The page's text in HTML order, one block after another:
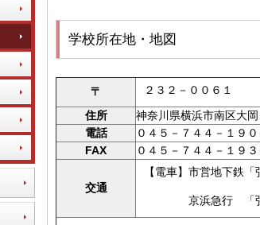
学校所在地・地図
〒
２３２－００６１
住所
神奈川県横浜市南区大岡
電話
０４５－７４４－１９０
FAX
０４５－７４４－１９３
交通
【電車】市営地下鉄
京浜急行 「弘明